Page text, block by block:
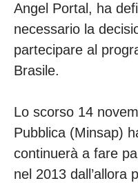
Angel Portal, ha
necessario la
partecipare al
Brasile.
Lo scorso 14
Pubblica (Minsap)
continuerà a fare
nel 2013 dall’allora